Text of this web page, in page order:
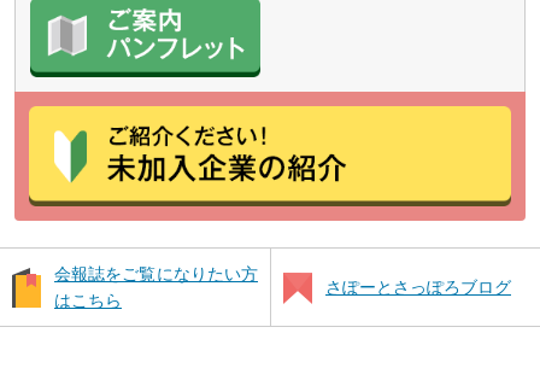
会報誌をご覧になりたい方
はこちら
さぽーとさっぽろブログ